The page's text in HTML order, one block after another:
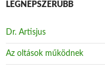
LEGNÉPSZERŰBB
Dr. Artisjus
Az oltások működnek